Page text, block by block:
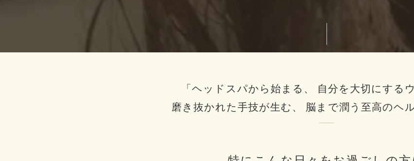
「ヘッドスパから始まる、
自分を大切にする
磨き抜かれた手技が生む、
脳まで潤う至高のヘ